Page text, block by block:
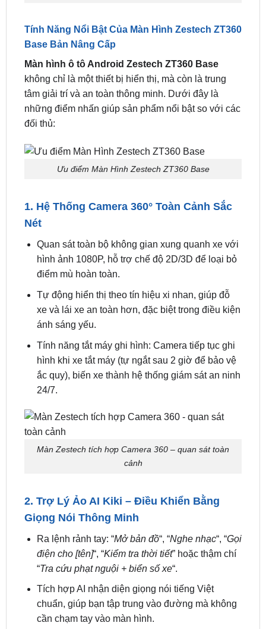
Màn Hình Android Zestech ZT360 Base Ô Tô
Tính Năng Nổi Bật Của Màn Hình Zestech ZT360
Base Bản Nâng Cấp
Màn hình ô tô Android Zestech ZT360 Base
không chỉ là một thiết bị hiển thị, mà còn là trung
những điểm nhấn giúp sản phẩm nổi bật so với các
1. Hệ Thống Camera 360° Toàn Cảnh Sắc
Nét
Quan sát toàn bộ không gian xung quanh xe với
hình ảnh 1080P, hỗ trợ chế độ 2D/3D để loại bỏ
điểm mù hoàn toàn.
Tự động hiển thị theo tín hiệu xi nhan, giúp đỗ
xe và lái xe an toàn hơn, đặc biệt trong điều kiện
ánh sáng yếu.
Tính năng tắt máy ghi hình: Camera tiếp tục ghi
ắc quy), biến xe thành hệ thống giám sát an ninh
24/7.
Màn Zestech tích hợp Camera 360 – quan sát toàn
2. Trợ Lý Ảo AI Kiki – Điều Khiển Bằng
Giọng Nói Thông Minh
Ra lệnh rảnh tay: “Mở bản đồ “, “Nghe nhạc
điện cho [tên]“, “Kiểm tra thời tiết” hoặc thậm chí
“Tra cứu phạt nguội + biển số xe